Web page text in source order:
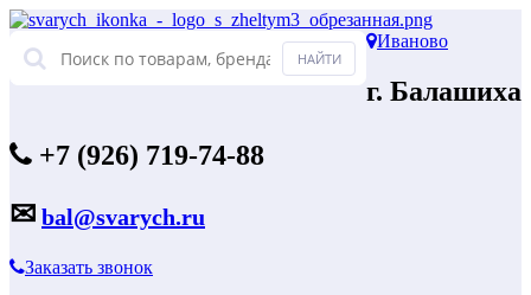
Иваново
г. Балашиха
+7 (926) 719-74-88
✉ bal@svarych.ru
Заказать звонок